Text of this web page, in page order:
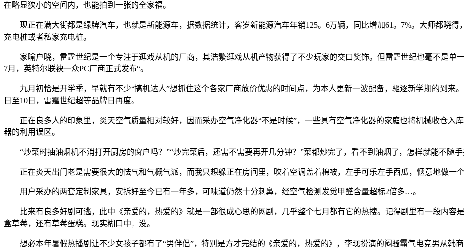
在略显狭小的空间内，也能拍到一张的全家福。
现正在满大街都是绿牌汽车，也就是新能源车，据数据统计，客岁新能源汽车年销125。6万辆，同比增加61。7%。大师都晓得
充电桩或者私家充电桩。
家喻户晓，雷霆世纪是一个专注于逛戏从机的厂商，其浩繁逛戏从机产物获得了不少玩家的交口奖饰。但雷霆世纪也毫不是单
7月，英特尔联袂一众PC厂商正式发布“。
九月初恰是开学季，早就有不少“搞机达人”想抓住这个各家厂商放价优惠的时间点，为本人更新一波配备，驱逐新学期的到来
日至10日，雷霆世纪超等品牌日再度。
正在良多人的印象里，炎天空气质量相对较好，因而采办空气净化器“不是时候”，一些具有空气净化器的家庭也将机械收仓入
器的利用误区。
“炒菜时抽油烟机不消打开厨房的窗户吗？”“炒完菜后，还需不需要再开几分钟？”菜都炒完了，看不到油烟了，怎样就能不随手
正在炎天出门老是需要很大的怯气和气概气派，而我只想躲正在房间里，吹着空调盖着棉被，左手可乐左手西瓜，惬意地做一个
用户采办的两套定制家具，安拆好至今已有一年多，可味道仍然十分刺鼻，经空气检测发觉甲醛含量超标2倍多…。
比来有良多好剧可逃，此中《亲爱的，热爱的》就是一部很成心思的网剧，几乎整个七月都有它的热搜。记得剧里有一段内容
盒草莓，还有草莓蛋糕。现实糊口中，没。
想必本年暑假热播剧让不少女孩子都有了“男伴侣”，特别是方才完结的《亲爱的，热爱的》，李现扮演的闷骚霸气电竞男从韩